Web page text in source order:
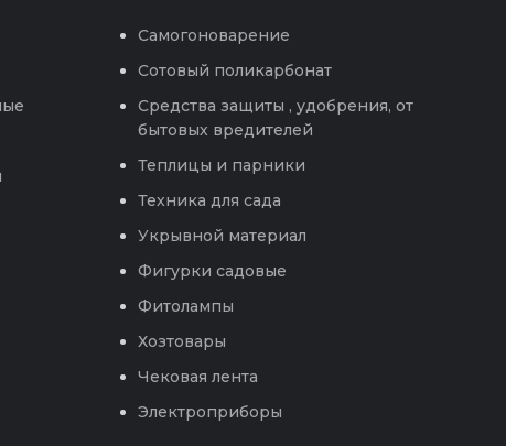
Самогоноварение
Сотовый поликарбонат
Средства защиты , удобрения, от
бытовых вредителей
Теплицы и парники
Техника для сада
Укрывной материал
Фигурки садовые
Фитолампы
Хозтовары
Чековая лента
Электроприборы